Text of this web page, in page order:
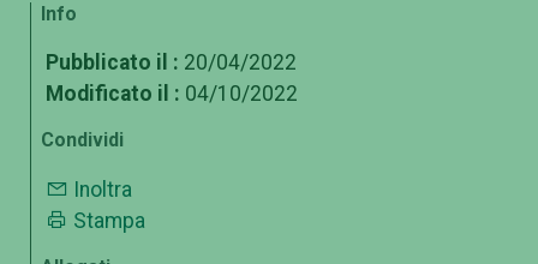
Info
Pubblicato il : 20/04/2022
Modificato il : 04/10/2022
Condividi
Inoltra
Stampa